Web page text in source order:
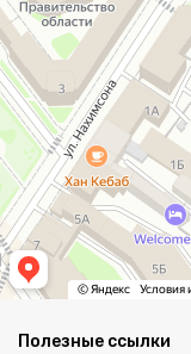
Полезные ссылки